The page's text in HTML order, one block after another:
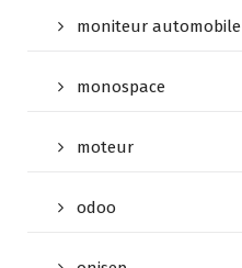
moniteur automobile
monospace
moteur
odoo